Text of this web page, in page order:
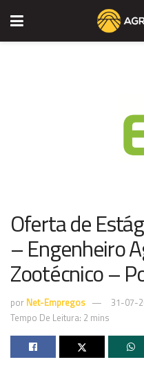
Oferta de
– Engenheiro
Zootécnico –
por Net-Empregos
31-07-
Tempo De Leitura: 2 mins